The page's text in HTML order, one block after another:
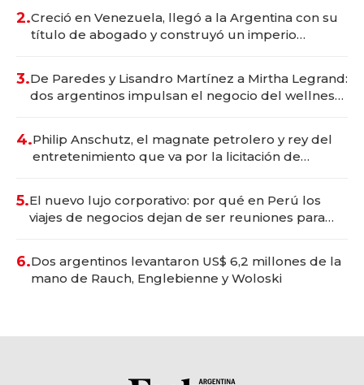
2.Creció en Venezuela, llegó a la Argentina con su
título de abogado y construyó un imperio
3.De Paredes y Lisandro Martínez a Mirtha Legrand:
dos argentinos impulsan el negocio del wellness
4.Philip Anschutz, el magnate petrolero y rey del
entretenimiento que va por la licitación de
5.El nuevo lujo corporativo: por qué en Perú los
viajes de negocios dejan de ser reuniones para
6.Dos argentinos levantaron US$ 6,2 millones de la
mano de Rauch, Englebienne y Woloski